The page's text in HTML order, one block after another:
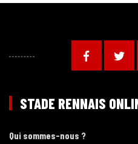
STADE RENNAIS
Qui sommes-nous ?